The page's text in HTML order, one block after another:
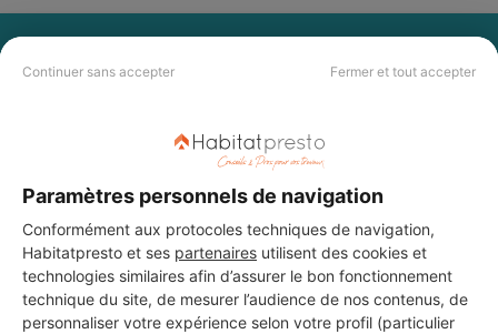
Continuer sans accepter Fermer et tout accepter
Paramètres personnels de navigation
Conformément aux protocoles techniques de navigation,
Habitatpresto et ses partenaires utilisent des cookies et
technologies similaires afin d’assurer le bon fonctionnement
technique du site, de mesurer l’audience de nos contenus, de
personnaliser votre expérience selon votre profil (particulier
PAS LE TEMPS DE
Vous souhaitez réaliser des travaux et ne savez quel professionnel
professionnels partout en France.